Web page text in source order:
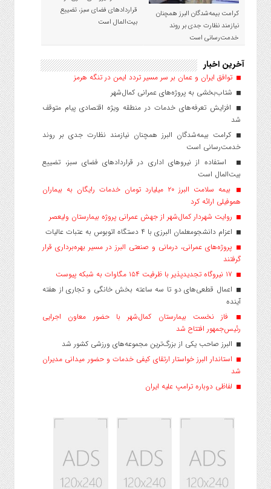
کرامت بیمه‌شدگان البرز همچنان
نیازمند نظارت جدی بر روند
خدمت‌رسانی است
قراردادهای فضای سبز، تضییع
بیت‌المال است
آخرین اخبار
توافق ایران و عمان بر سر مسیر تردد ایمن در تنگه هرمز
شتاب‌بخشی به پروژه‌های عمرانی کمال‌شهر
افزایش تعرفه‌های خدمات در منطقه ویژه اقتصادی پیام متوقف
شد
کرامت بیمه‌شدگان البرز همچنان نیازمند نظارت جدی بر روند
خدمت‌رسانی است
استفاده از نیروهای اداری در قراردادهای فضای سبز، تضییع
بیت‌المال است
بیمه سلامت البرز ۲۰ میلیارد تومان خدمات رایگان به بیماران
هموفیلی ارائه کرد
روایت شهردار کمال‌شهر از جهش عمرانی پروژه بیمارستان ولیعصر
اعزام دانشجو‌معلمان البرزی با ۴ دستگاه اتوبوس به عتبات عالیات
پروژه‌های عمرانی، درمانی و صنعتی البرز در مسیر بهره‌برداری قرار
گرفتند
اعمال قطعی‌های دو تا سه ساعته بخش خانگی و تجاری از هفته
آینده
فاز نخست بیمارستان کمال‌شهر با حضور معاون اجرایی
رئیس‌جمهور افتتاح شد
البرز صاحب یکی از بزرگ‌ترین مجموعه‌های ورزشی کشور شد
استاندار البرز خواستار ارتقای کیفی خدمات و حضور میدانی مدیران
شد
لفاظی دوباره ترامپ علیه ایران